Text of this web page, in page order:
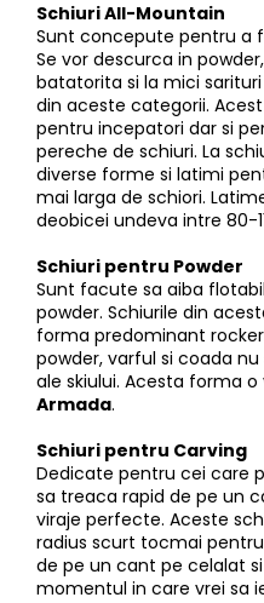
Schiuri All-Mountain
Sunt concepute pentru a
Se vor descurca in
batatorita si la mici
din aceste categorii.
pentru incepatori dar si
pereche de schiuri. La
diverse forme si latimi
mai larga de schiori.
deobicei undeva intre 80-
Schiuri pentru Powder
Sunt facute sa aiba
powder. Schiurile din
forma predominant
powder, varful si coada
ale skiului. Acesta forma
Armada.
Schiuri pentru Carving
Dedicate pentru cei care
sa treaca rapid de pe un
viraje perfecte. Aceste
radius scurt tocmai
de pe un cant pe celalat
momentul in care vrei sa